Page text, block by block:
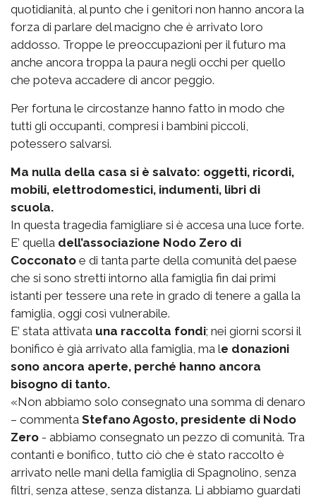
quotidianità, al punto che i genitori non hanno ancora la
forza di parlare del macigno che è arrivato loro
addosso. Troppe le preoccupazioni per il futuro ma
anche ancora troppa la paura negli occhi per quello
che poteva accadere di ancor peggio.
Per fortuna le circostanze hanno fatto in modo che
tutti gli occupanti, compresi i bambini piccoli,
potessero salvarsi.
Ma nulla della casa si è salvato: oggetti, ricordi,
mobili, elettrodomestici, indumenti, libri di
scuola.
In questa tragedia famigliare si è accesa una luce forte.
E’ quella dell’associazione Nodo Zero di
Cocconato e di tanta parte della comunità del paese
che si sono stretti intorno alla famiglia fin dai primi
istanti per tessere una rete in grado di tenere a galla la
famiglia, oggi così vulnerabile.
E’ stata attivata una raccolta fondi; nei giorni scorsi il
bonifico è già arrivato alla famiglia, ma le donazioni
sono ancora aperte, perché hanno ancora
bisogno di tanto.
«Non abbiamo solo consegnato una somma di denaro
– commenta Stefano Agosto, presidente di Nodo
Zero - abbiamo consegnato un pezzo di comunità. Tra
contanti e bonifico, tutto ciò che è stato raccolto è
arrivato nelle mani della famiglia di Spagnolino, senza
filtri, senza attese, senza distanza. Li abbiamo guardati